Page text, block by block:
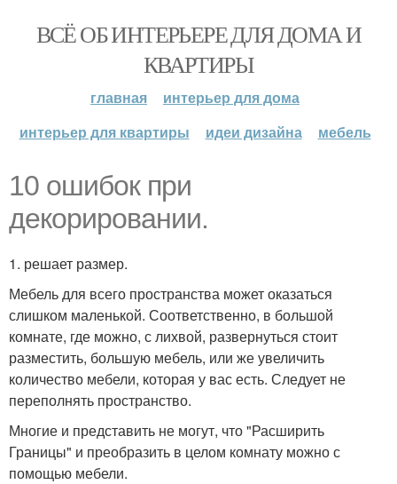
ВСЁ ОБ ИНТЕРЬЕРЕ ДЛЯ ДОМА И
КВАРТИРЫ
главная
интерьер для дома
интерьер для квартиры
идеи дизайна мебель
10 ошибок при
декорировании.
1. решает размер.
Мебель для всего пространства может оказаться
слишком маленькой. Соответственно, в большой
комнате, где можно, с лихвой, развернуться стоит
разместить, большую мебель, или же увеличить
количество мебели, которая у вас есть. Следует не
переполнять пространство.
Многие и представить не могут, что "Расширить
Границы" и преобразить в целом комнату можно с
помощью мебели.